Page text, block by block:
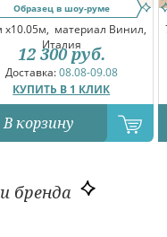
Образец в шоу-руме
x10.05м, материал Винил,
Италия
Доставка:08.08-09.08
КУПИТЬ В 1 КЛИК
12 300 руб.
В корзину
бренда